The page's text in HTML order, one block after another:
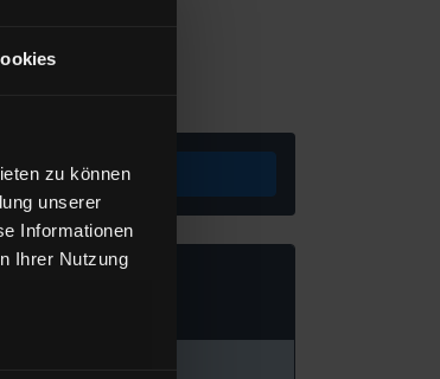
zu können
unserer
Informationen
Ihrer Nutzung
Preis berechnen